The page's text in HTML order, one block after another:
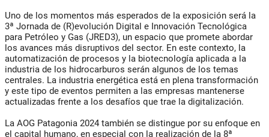
Uno de los momentos más esperados de la exposición será la
3ª Jornada de (R)evolución Digital e Innovación Tecnológica
para Petróleo y Gas (JRED3), un espacio que promete abordar
los avances más disruptivos del sector. En este contexto, la
automatización de procesos y la biotecnología aplicada a la
industria de los hidrocarburos serán algunos de los temas
centrales. La industria energética está en plena transformación
y este tipo de eventos permiten a las empresas mantenerse
actualizadas frente a los desafíos que trae la digitalización.
La AOG Patagonia 2024 también se distingue por su enfoque en
el capital humano, en especial con la realización de la 8ª